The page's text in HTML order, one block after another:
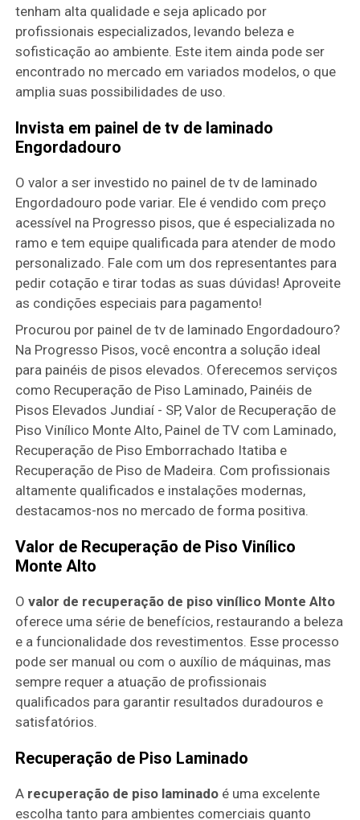
tenham alta qualidade e seja aplicado por
profissionais especializados, levando beleza e
sofisticação ao ambiente. Este item ainda pode ser
encontrado no mercado em variados modelos, o que
amplia suas possibilidades de uso.
Invista em painel de tv de laminado
Engordadouro
O valor a ser investido no painel de tv de laminado
Engordadouro pode variar. Ele é vendido com preço
acessível na Progresso pisos, que é especializada no
ramo e tem equipe qualificada para atender de modo
personalizado. Fale com um dos representantes para
pedir cotação e tirar todas as suas dúvidas! Aproveite
as condições especiais para pagamento!
Procurou por painel de tv de laminado Engordadouro?
Na Progresso Pisos, você encontra a solução ideal
para painéis de pisos elevados. Oferecemos serviços
como Recuperação de Piso Laminado, Painéis de
Pisos Elevados Jundiaí - SP, Valor de Recuperação de
Piso Vinílico Monte Alto, Painel de TV com Laminado,
Recuperação de Piso Emborrachado Itatiba e
Recuperação de Piso de Madeira. Com profissionais
altamente qualificados e instalações modernas,
destacamos-nos no mercado de forma positiva.
Valor de Recuperação de Piso Vinílico
Monte Alto
Ovalor de recuperação de piso vinílico Monte Alto
oferece uma série de benefícios, restaurando a beleza
e a funcionalidade dos revestimentos. Esse processo
pode ser manual ou com o auxílio de máquinas, mas
sempre requer a atuação de profissionais
qualificados para garantir resultados duradouros e
satisfatórios.
Recuperação de Piso Laminado
A recuperação de piso laminado é uma excelente
escolha tanto para ambientes comerciais quanto